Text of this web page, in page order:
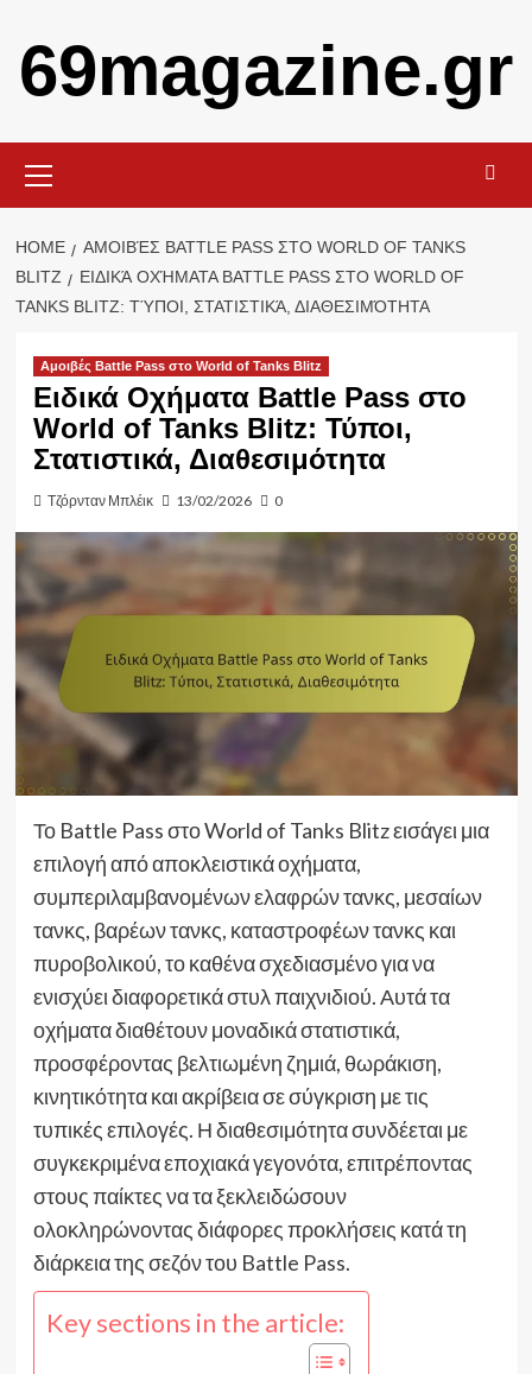
content
69magazine.gr
Menu
HOME
ΑΜΟΙΒΈΣ BATTLE PASS ΣΤΟ WORLD OF TANKS
BLITZ
ΕΙΔΙΚΆ ΟΧΉΜΑΤΑ BATTLE PASS ΣΤΟ WORLD OF
TANKS BLITZ: ΤΎΠΟΙ, ΣΤΑΤΙΣΤΙΚΆ, ΔΙΑΘΕΣΙΜΌΤΗΤΑ
Αμοιβές Battle Pass στο World of Tanks Blitz
Ειδικά Οχήματα Battle Pass στο
World of Tanks Blitz: Τύποι,
Στατιστικά, Διαθεσιμότητα
Τζόρνταν Μπλέικ 13/02/2026 0
Το Battle Pass στο World of Tanks Blitz εισάγει μια
επιλογή από αποκλειστικά οχήματα,
συμπεριλαμβανομένων ελαφρών τανκς, μεσαίων
τανκς, βαρέων τανκς, καταστροφέων τανκς και
πυροβολικού, το καθένα σχεδιασμένο για να
ενισχύει διαφορετικά στυλ παιχνιδιού. Αυτά τα
οχήματα διαθέτουν μοναδικά στατιστικά,
προσφέροντας βελτιωμένη ζημιά, θωράκιση,
κινητικότητα και ακρίβεια σε σύγκριση με τις
τυπικές επιλογές. Η διαθεσιμότητα συνδέεται με
συγκεκριμένα εποχιακά γεγονότα, επιτρέποντας
στους παίκτες να τα ξεκλειδώσουν
ολοκληρώνοντας διάφορες προκλήσεις κατά τη
διάρκεια της σεζόν του Battle Pass.
Key sections in the article: